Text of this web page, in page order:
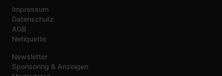
Impressum
Datenschutz
AGB
Netiquette
Newsletter
Sponsoring & Anzeigen